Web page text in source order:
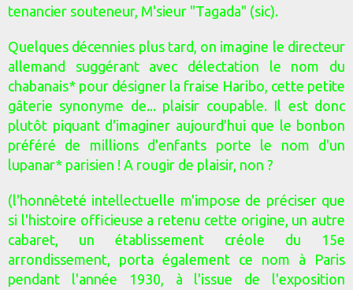
tenancier souteneur, M'sieur "Tagada" (sic).
Quelques décennies plus tard, on imagine le directeur
allemand suggérant avec délectation le nom du
chabanais* pour désigner la fraise Haribo, cette petite
gâterie synonyme de... plaisir coupable. Il est donc
plutôt piquant d'imaginer aujourd'hui que le bonbon
préféré de millions d'enfants porte le nom d'un
lupanar* parisien ! A rougir de plaisir, non ?
(l'honnêteté intellectuelle m'impose de préciser que
si l'histoire officieuse a retenu cette origine, un autre
cabaret, un établissement créole du 15e
arrondissement, porta également ce nom à Paris
pendant l'année 1930, à l'issue de l'exposition